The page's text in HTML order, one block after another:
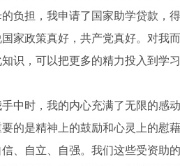
负担，我申请了国家助学贷款，
家政策真好，共产党真好。对我
识，可以把更多的精力投入到学习
时，我的内心充满了无限的感
的是精神上的鼓励和心灵上的慰
、自立、自强。我们这些受资助